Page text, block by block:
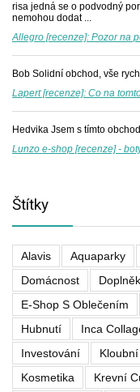
risa jedná se o podvodný
nemohou dodat ...
Allegro [recenze]: Pozor na
Bob Solidní obchod, vše
Lapert [recenze]: Co na
Hedvika Jsem s tímto
Lunzo e-shop [recenze] -
Štítky
Alavis Aquaparky
Domácnost
E-Shop S Oblečením
Hubnutí
Inca
Investování
Kosmetika
Krevní